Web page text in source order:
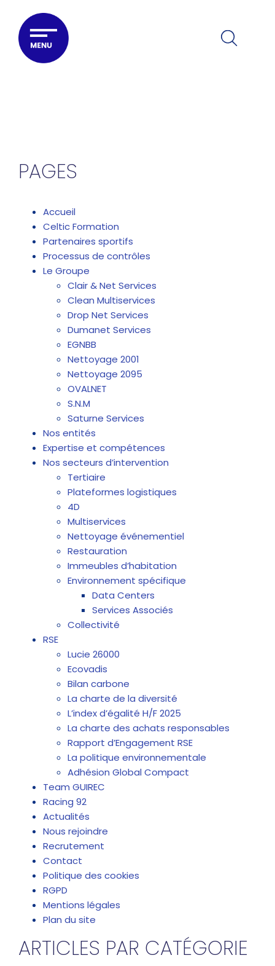
contenu
PAGES
Accueil
Celtic Formation
Partenaires sportifs
Processus de contrôles
Le Groupe
Clair & Net Services
Clean Multiservices
Drop Net Services
Dumanet Services
EGNBB
Nettoyage 2001
Nettoyage 2095
OVALNET
S.N.M
Saturne Services
Nos entités
Expertise et compétences
Nos secteurs d’intervention
Tertiaire
Plateformes logistiques
4D
Multiservices
Nettoyage événementiel
Restauration
Immeubles d’habitation
Environnement spécifique
Data Centers
Services Associés
Collectivité
RSE
Lucie 26000
Ecovadis
Bilan carbone
La charte de la diversité
L’index d’égalité H/F 2025
La charte des achats responsables
Rapport d’Engagement RSE
La politique environnementale
Adhésion Global Compact
Team GUIREC
Racing 92
Actualités
Nous rejoindre
Recrutement
Contact
Politique des cookies
RGPD
Mentions légales
Plan du site
ARTICLES PAR CATÉGORIE